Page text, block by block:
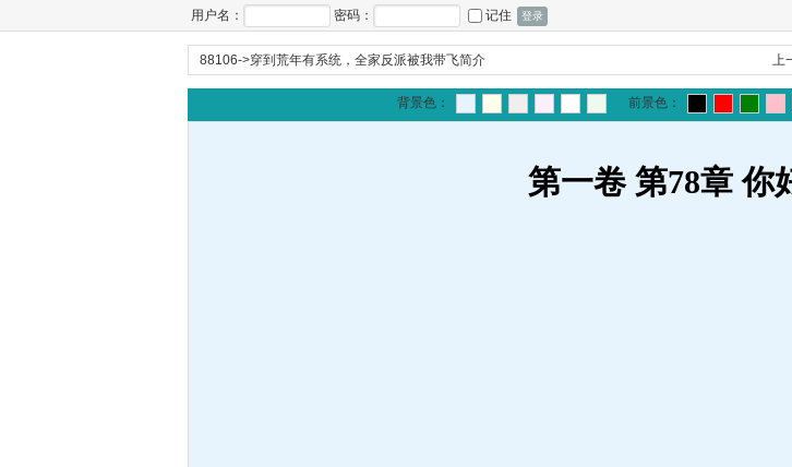
用户名： 密码： 记住
88106->穿到荒年有系统，全家反派被我带飞简介 上
背景色： 前景色：
第一卷 第78章 你